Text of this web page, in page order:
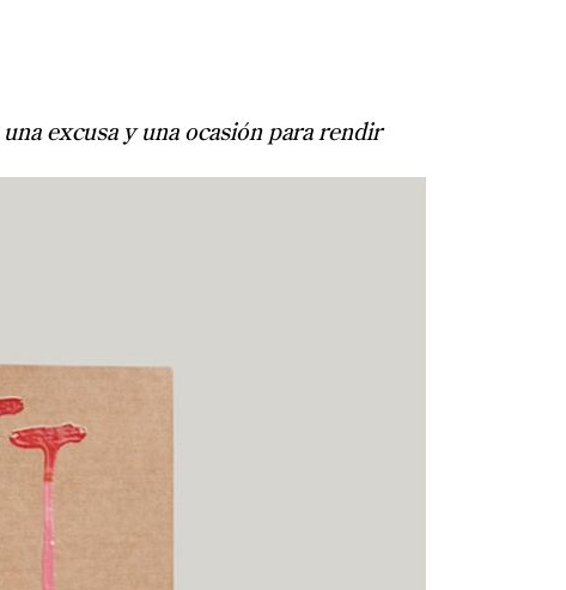
excusa y una ocasión para rendir